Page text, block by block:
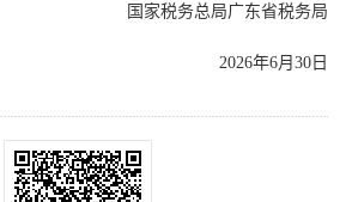
国家税务总局广东省税务局
2026年6月30日